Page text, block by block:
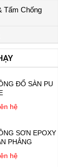
Tấm Chống
hệ
PHẲNG